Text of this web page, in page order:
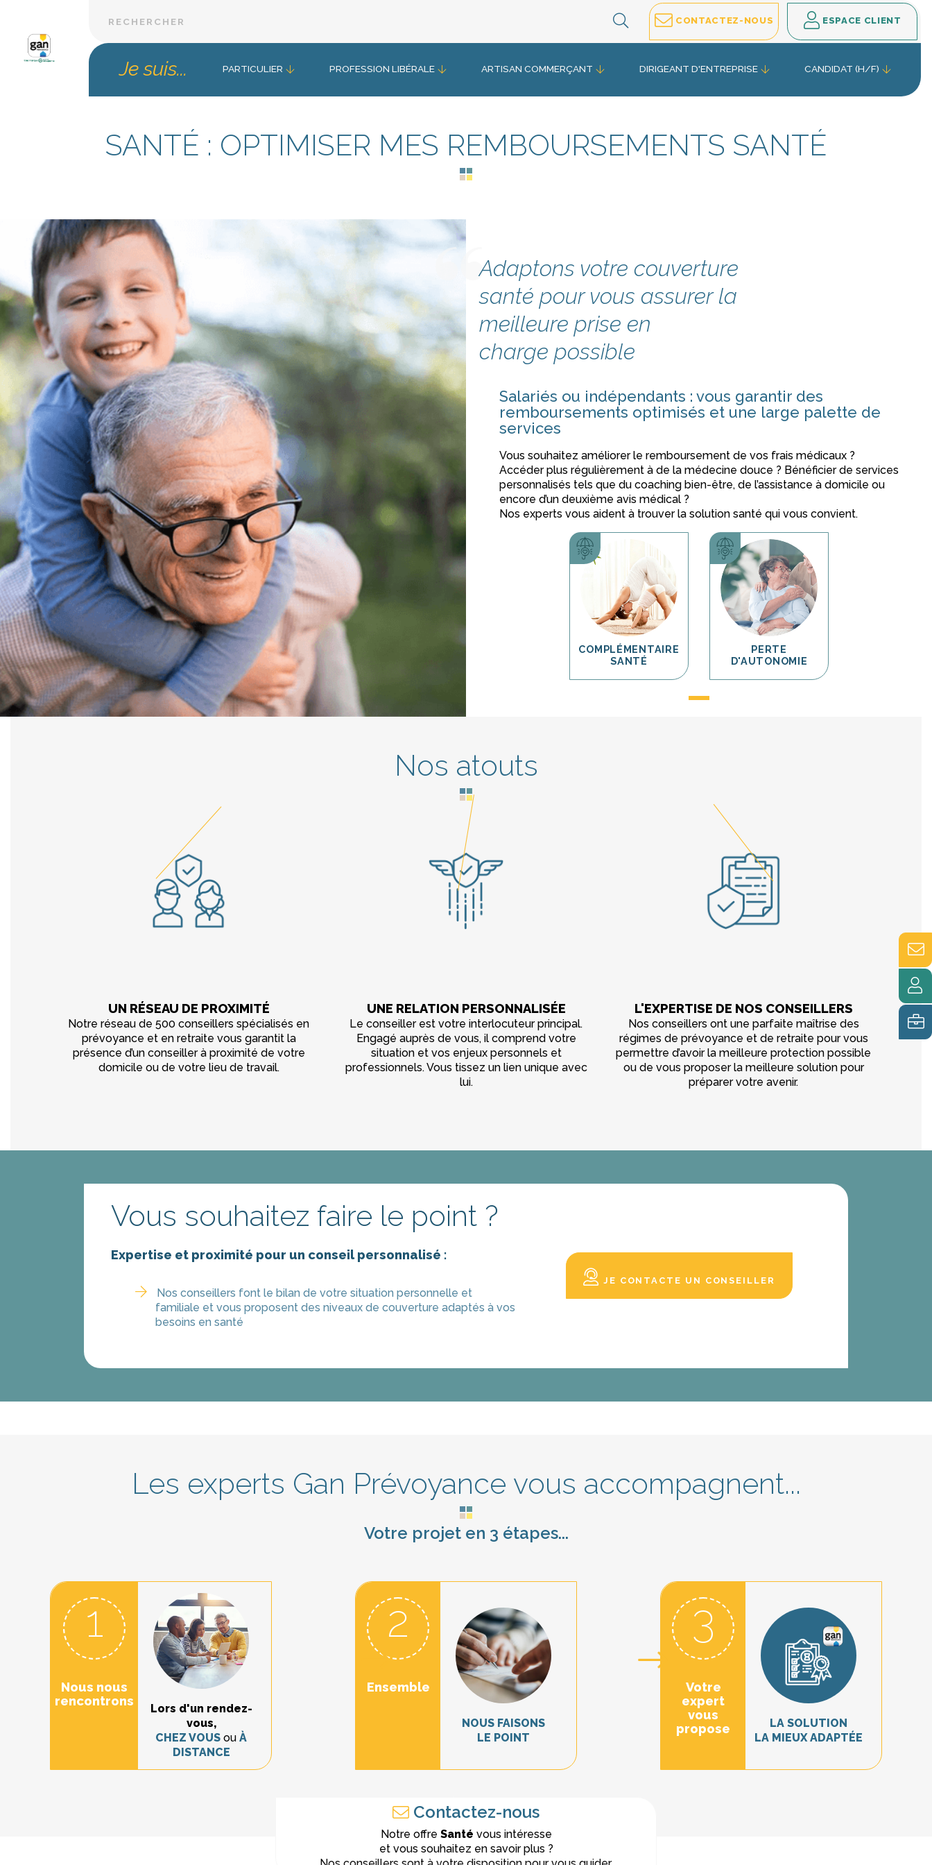
EFFECTUEZ VOTRE RECHERCHE
CONTACTEZ-NOUS ESPACE CLIENT
Je suis... PARTICULIER PROFESSION LIBÉRALE ARTISAN COMMERÇANT DIRIGEANT D'ENTREPRISE CANDIDAT (H/F)
SANTÉ : OPTIMISER MES REMBOURSEMENTS SANTÉ
Adaptons votre couverture
santé pour vous assurer la
meilleure prise en
charge possible
Salariés ou indépendants : vous garantir des
remboursements optimisés et une large palette de
services
Vous souhaitez améliorer le remboursement de vos frais médicaux ?
Accéder plus régulièrement à de la médecine douce ? Bénéficier de services
personnalisés tels que du coaching bien-être, de l’assistance à domicile ou
encore d’un deuxième avis médical ?
Nos experts vous aident à trouver la solution santé qui vous convient.
COMPLÉMENTAIRE
SANTÉ
PERTE
D'AUTONOMIE
Nos atouts
UN RÉSEAU DE PROXIMITÉ
Notre réseau de 500 conseillers spécialisés en
prévoyance et en retraite vous garantit la
présence d’un conseiller à proximité de votre
domicile ou de votre lieu de travail.
UNE RELATION PERSONNALISÉE
Le conseiller est votre interlocuteur principal.
Engagé auprès de vous, il comprend votre
situation et vos enjeux personnels et
professionnels. Vous tissez un lien unique avec
lui.
L'EXPERTISE DE NOS CONSEILLERS
Nos conseillers ont une parfaite maîtrise des
régimes de prévoyance et de retraite pour vous
permettre d’avoir la meilleure protection possible
ou de vous proposer la meilleure solution pour
préparer votre avenir.
Vous souhaitez faire le point ?
Expertise et proximité pour un conseil personnalisé :
Nos conseillers font le bilan de votre situation personnelle et
familiale et vous proposent des niveaux de couverture adaptés à vos
besoins en santé
JE CONTACTE UN CONSEILLER
Les experts Gan Prévoyance vous accompagnent...
Votre projet en 3 étapes...
1
Nous nous
rencontrons
Lors d'un rendez-
vous,
CHEZ VOUS ouÀ
DISTANCE
2
Ensemble
NOUS FAISONS
LE POINT
3
Votre
expert
vous
propose
LA SOLUTION
LA MIEUX ADAPTÉE
Contactez-nous
Notre offre Santé vous intéresse
et vous souhaitez en savoir plus ?